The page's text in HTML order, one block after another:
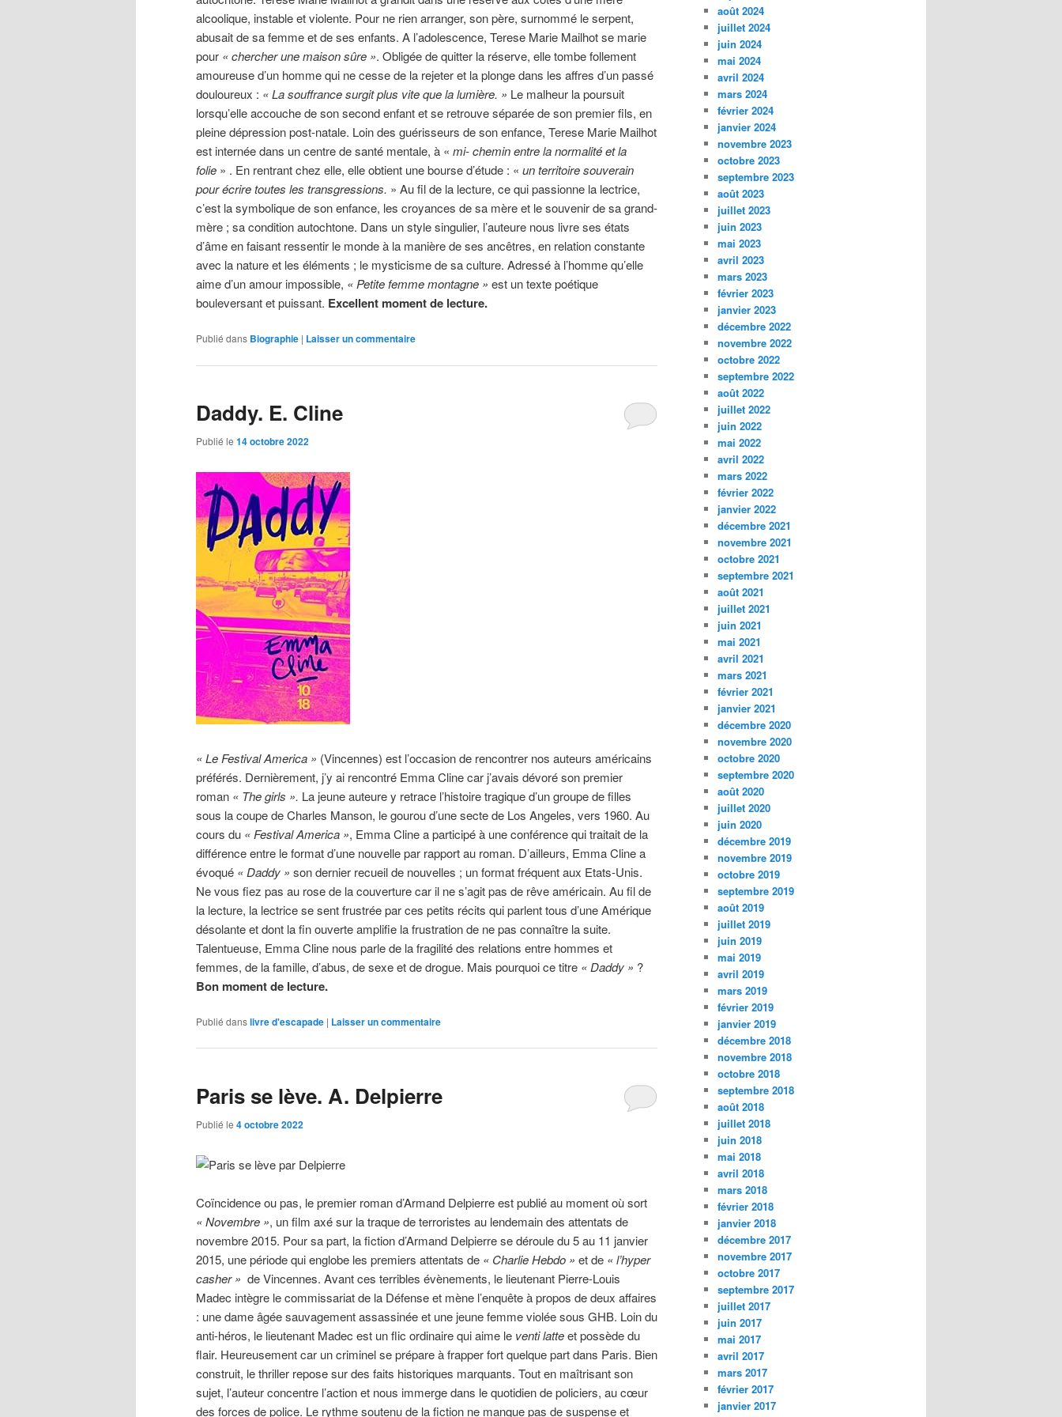
alcoolique, instable et violente. Pour ne rien arranger, son père, surnommé le serpent,
abusait de sa femme et de ses enfants. A l’adolescence, Terese Marie Mailhot se marie
pour « chercher une maison sûre ». Obligée de quitter la réserve, elle tombe follement
amoureuse d’un homme qui ne cesse de la rejeter et la plonge dans les affres d’un passé
douloureux : « La souffrance surgit plus vite que la lumière. » Le malheur la poursuit
lorsqu’elle accouche de son second enfant et se retrouve séparée de son premier fils, en
pleine dépression post-natale. Loin des guérisseurs de son enfance, Terese Marie Mailhot
est internée dans un centre de santé mentale, à « mi- chemin entre la normalité et la
folie » . En rentrant chez elle, elle obtient une bourse d’étude : « un territoire souverain
pour écrire toutes les transgressions. » Au fil de la lecture, ce qui passionne la lectrice,
c’est la symbolique de son enfance, les croyances de sa mère et le souvenir de sa grand-
mère ; sa condition autochtone. Dans un style singulier, l’auteure nous livre ses états
d’âme en faisant ressentir le monde à la manière de ses ancêtres, en relation constante
avec la nature et les éléments ; le mysticisme de sa culture. Adressé à l’homme qu’elle
aime d’un amour impossible, « Petite femme montagne » est un texte poétique
bouleversant et puissant. Excellent moment de lecture.
Publié dans Biographie | Laisser un commentaire
Daddy. E. Cline
Publié le 14 octobre 2022
« Le Festival America » (Vincennes) est l’occasion de rencontrer nos auteurs américains
préférés. Dernièrement, j’y ai rencontré Emma Cline car j’avais dévoré son premier
roman « The girls ». La jeune auteure y retrace l’histoire tragique d’un groupe de filles
sous la coupe de Charles Manson, le gourou d’une secte de Los Angeles, vers 1960. Au
cours du « Festival America », Emma Cline a participé à une conférence qui traitait de la
différence entre le format d’une nouvelle par rapport au roman. D’ailleurs, Emma Cline a
évoqué « Daddy » son dernier recueil de nouvelles ; un format fréquent aux Etats-Unis.
Ne vous fiez pas au rose de la couverture car il ne s’agit pas de rêve américain. Au fil de
la lecture, la lectrice se sent frustrée par ces petits récits qui parlent tous d’une Amérique
désolante et dont la fin ouverte amplifie la frustration de ne pas connaître la suite.
Talentueuse, Emma Cline nous parle de la fragilité des relations entre hommes et
femmes, de la famille, d’abus, de sexe et de drogue. Mais pourquoi ce titre « Daddy » ?
Bon moment de lecture.
Publié danslivre d'escapade | Laisser un commentaire
Paris se lève. A. Delpierre
Publié le 4 octobre 2022
Coïncidence ou pas, le premier roman d’Armand Delpierre est publié au moment où sort
« Novembre », un film axé sur la traque de terroristes au lendemain des attentats de
novembre 2015. Pour sa part, la fiction d’Armand Delpierre se déroule du 5 au 11 janvier
2015, une période qui englobe les premiers attentats de « Charlie Hebdo » et de « l’hyper
casher » de Vincennes. Avant ces terribles évènements, le lieutenant Pierre-Louis
Madec intègre le commissariat de la Défense et mène l’enquête à propos de deux affaires
: une dame âgée sauvagement assassinée et une jeune femme violée sous GHB. Loin du
anti-héros, le lieutenant Madec est un flic ordinaire qui aime le venti latteet possède du
flair. Heureusement car un criminel se prépare à frapper fort quelque part dans Paris. Bien
construit, le thriller repose sur des faits historiques marquants. Tout en maîtrisant son
sujet, l’auteur concentre l’action et nous immerge dans le quotidien de policiers, au cœur
des forces de police. Le rythme soutenu de la fiction ne manque pas de suspense et
août 2024
juillet 2024
juin 2024
mai 2024
avril 2024
mars 2024
février 2024
janvier 2024
novembre 2023
octobre 2023
septembre 2023
août 2023
juillet 2023
juin 2023
mai 2023
avril 2023
mars 2023
février 2023
janvier 2023
décembre 2022
novembre 2022
octobre 2022
septembre 2022
août 2022
juillet 2022
juin 2022
mai 2022
avril 2022
mars 2022
février 2022
janvier 2022
décembre 2021
novembre 2021
octobre 2021
septembre 2021
août 2021
juillet 2021
juin 2021
mai 2021
avril 2021
mars 2021
février 2021
janvier 2021
décembre 2020
novembre 2020
octobre 2020
septembre 2020
août 2020
juillet 2020
juin 2020
décembre 2019
novembre 2019
octobre 2019
septembre 2019
août 2019
juillet 2019
juin 2019
mai 2019
avril 2019
mars 2019
février 2019
janvier 2019
décembre 2018
novembre 2018
octobre 2018
septembre 2018
août 2018
juillet 2018
juin 2018
mai 2018
avril 2018
mars 2018
février 2018
janvier 2018
décembre 2017
novembre 2017
octobre 2017
septembre 2017
juillet 2017
juin 2017
mai 2017
avril 2017
mars 2017
février 2017
janvier 2017